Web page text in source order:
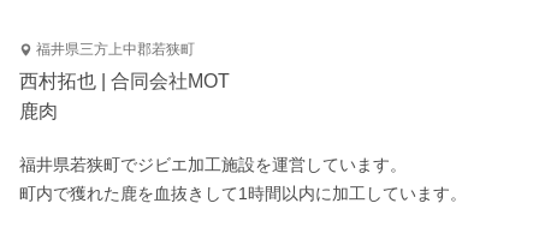
福井県三方上中郡若狭町
西村拓也 | 合同会社MOT
鹿肉
福井県若狭町でジビエ加工施設を運営しています。
町内で獲れた鹿を血抜きして1時間以内に加工しています。